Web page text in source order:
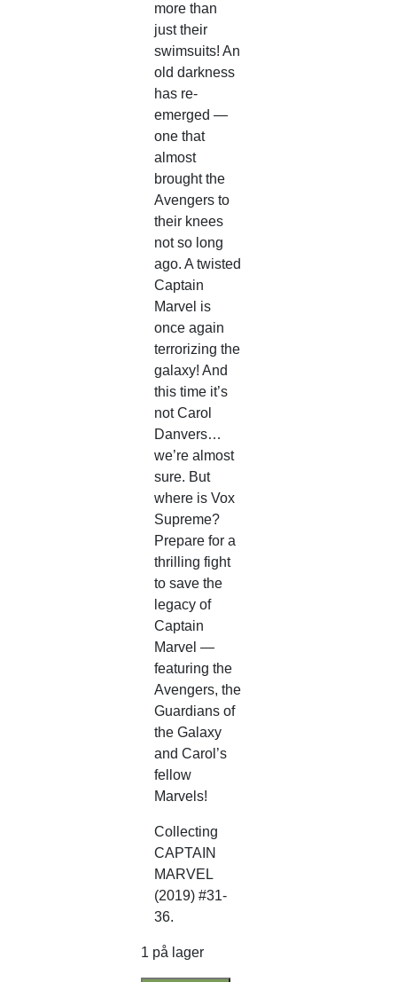
more than
just their
swimsuits! An
old darkness
has re-
emerged —
one that
almost
brought the
Avengers to
their knees
not so long
ago. A twisted
Captain
Marvel is
once again
terrorizing the
galaxy! And
this time it’s
not Carol
Danvers…
we’re almost
sure. But
where is Vox
Supreme?
Prepare for a
thrilling fight
to save the
legacy of
Captain
Marvel —
featuring the
Avengers, the
Guardians of
the Galaxy
and Carol’s
fellow
Marvels!
Collecting
CAPTAIN
MARVEL
(2019) #31-
36.
1 på lager